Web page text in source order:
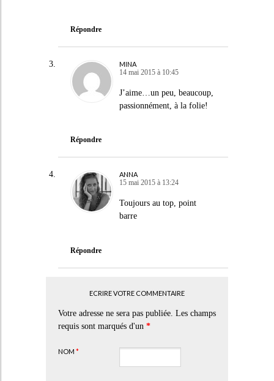
Répondre
MINA
14 mai 2015 à 10:45
J’aime…un peu, beaucoup,
passionnément, à la folie!
Répondre
ANNA
15 mai 2015 à 13:24
Toujours au top, point
barre
Répondre
ECRIRE VOTRE COMMENTAIRE
Votre adresse ne sera pas publiée. Les champs
requis sont marqués d'un *
NOM *